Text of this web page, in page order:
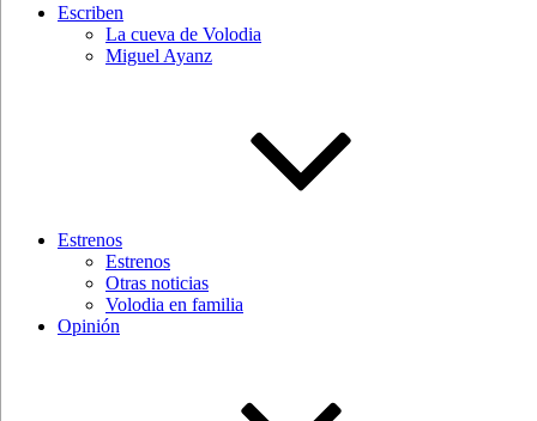
Escriben
La cueva de Volodia
Miguel Ayanz
Estrenos
Estrenos
Otras noticias
Volodia en familia
Opinión